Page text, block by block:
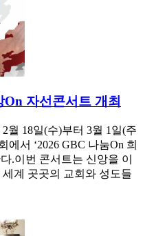
자선콘서트 개최
월 18일(수)부터 3월 1일(주
에서 ‘2026 GBC 나눔On 희
.이번 콘서트는 신앙을 이
계 곳곳의 교회와 성도들